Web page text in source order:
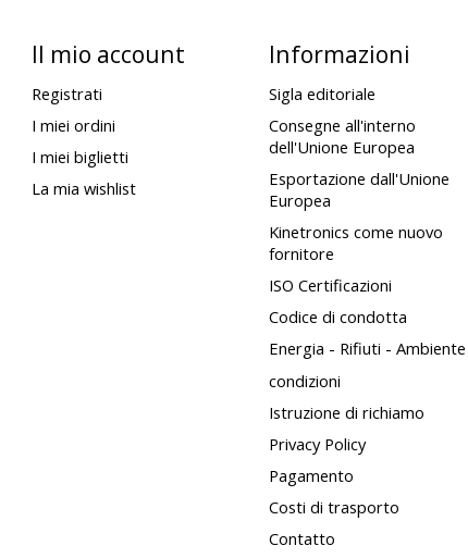
Il mio account
Registrati
I miei ordini
I miei biglietti
La mia wishlist
Informazioni
Sigla editoriale
Consegne all'interno
dell'Unione Europea
Esportazione dall'Unione
Europea
Kinetronics come nuovo
fornitore
ISO Certificazioni
Codice di condotta
Energia - Rifiuti - Ambiente
condizioni
Istruzione di richiamo
Privacy Policy
Pagamento
Costi di trasporto
Contatto